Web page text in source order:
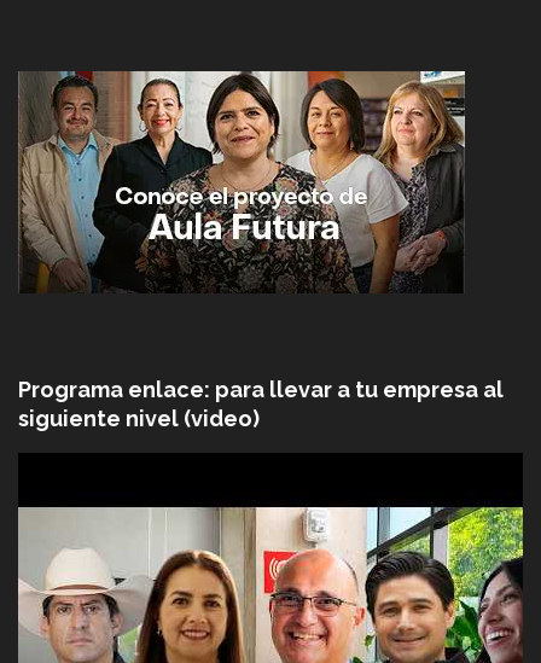
Programa enlace: para llevar a tu empresa al
siguiente nivel (video)